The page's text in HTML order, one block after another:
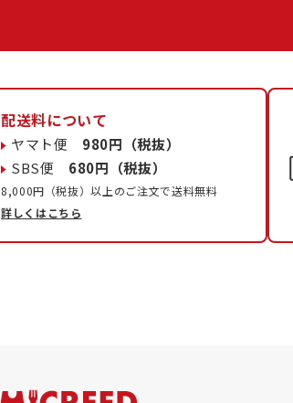
配送料について
ヤマト便 980円（税抜）
SBS便 680円（税抜）
8,000円（税抜）以上のご注文で送料無料
詳しくはこちら